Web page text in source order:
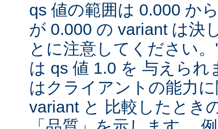
qs 値の範囲は 0.000 か
が 0.000 の variant は決
とに注意してください
は qs 値 1.0 を 与えら
はクライアントの能力
variant と 比較したとき